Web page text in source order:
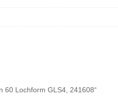
60 Lochform GLS4, 241608“